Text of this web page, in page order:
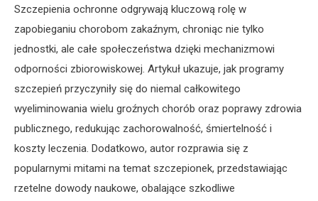
Szczepienia ochronne odgrywają kluczową rolę w
zapobieganiu chorobom zakaźnym, chroniąc nie tylko
jednostki, ale całe społeczeństwa dzięki mechanizmowi
odporności zbiorowiskowej. Artykuł ukazuje, jak programy
szczepień przyczyniły się do niemal całkowitego
wyeliminowania wielu groźnych chorób oraz poprawy zdrowia
publicznego, redukując zachorowalność, śmiertelność i
koszty leczenia. Dodatkowo, autor rozprawia się z
popularnymi mitami na temat szczepionek, przedstawiając
rzetelne dowody naukowe, obalające szkodliwe